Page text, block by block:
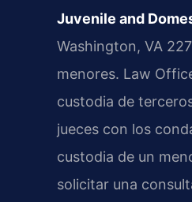
Juvenile and
Washington, VA
menores. Law
custodia de
jueces con los
custodia de un
solicitar una